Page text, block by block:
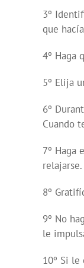
3º
que
4º Haga
5º Elija
6º
Cuando
7º Haga
relajarse.
8º
9º No
le
10º Si le